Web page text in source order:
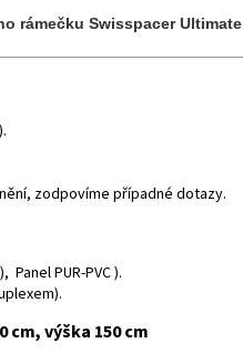
rámečku Swisspacer Ultimate
zodpovíme případné dotazy.
PUR-PVC ).
výška 150 cm